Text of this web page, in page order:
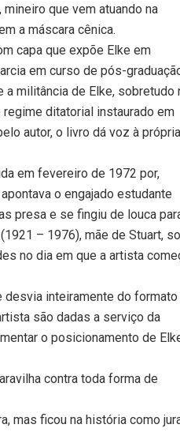
que vem atuando na
a máscara cênica.
capa que expõe Elke em
em curso de pós-
a militância de Elke, sobretudo
ditatorial instaurado em
autor, o livro dá voz à própria
em fevereiro de 1972 por,
o engajado estudante
presa e se fingiu de louca
– 1976), mãe de Stuart,
no dia em que a artista
desvia inteiramente do formato
são dadas a serviço da
o posicionamento de
contra toda forma de
mas ficou na história como